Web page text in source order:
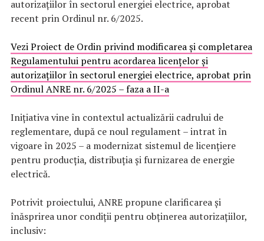
autorizațiilor în sectorul energiei electrice, aprobat
recent prin Ordinul nr. 6/2025.
Vezi Proiect de Ordin privind modificarea şi completarea
Regulamentului pentru acordarea licenţelor şi
autorizaţiilor în sectorul energiei electrice, aprobat prin
Ordinul ANRE nr. 6/2025 – faza a II-a
Inițiativa vine în contextul actualizării cadrului de
reglementare, după ce noul regulament – intrat în
vigoare în 2025 – a modernizat sistemul de licențiere
pentru producția, distribuția și furnizarea de energie
electrică.
Potrivit proiectului, ANRE propune clarificarea și
înăsprirea unor condiții pentru obținerea autorizațiilor,
inclusiv: